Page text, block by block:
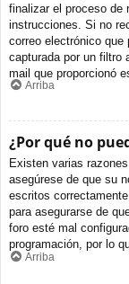
finalizar el proceso de
instrucciones. Si no
correo electrónico
capturada por un filtro
mail que proporcionó
Arriba
¿Por qué no
Existen varias
asegúrese de que su
escritos
para asegurarse de
foro esté mal
programación, por lo
Arriba